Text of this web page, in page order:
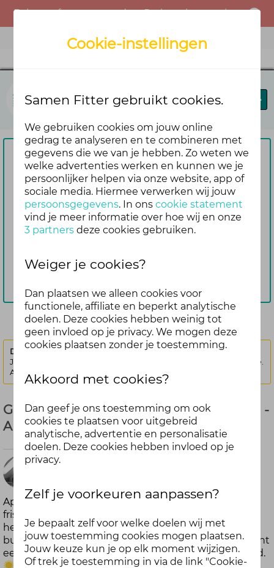
Samen Fitter
Om te reageren vragen we je
eerst om in te loggen
Nog geen account? Maak er dan
gemakkelijk en snel één aan. Dan blijf je
ook automatisch op de hoogte van de
Inloggen
Deze discussie is vergrendeld.
Je kunt geen nieuwe antwoorden meer posten bij deze discussie.
Als je een vraag hebt, kun je een nieuwe discussie starten
Geen kikker in je bil maar een opkikker! -
April (Gesloten)
meer dan
geleden
April is de maand van nieuwe energie: langer licht,
frisse lucht en gewoon lente! Heerlijk toch? Maar ja,
het blijft Nederland… Soms verrast april ons met een
bui of gure wind. Daarom: tijd voor een opkikker! Want
een beetje extra aandacht voor jezelf doet altijd goed.
Cookie-instellingen
Samen Fitter gebruikt cookies.
We gebruiken cookies om jouw online
gedrag te analyseren en te combineren met
gegevens die we van je hebben. Zo weten we
welke advertenties werken en kunnen we je
persoonlijker helpen via onze website, app of
sociale media. Hiermee verwerken wij jouw
persoonsgegevens. In onscookie statement
vind je meer informatie over hoe wij en onze
3 partners deze cookies gebruiken.
Weiger je cookies?
Dan plaatsen we alleen cookies voor
functionele, affiliate en beperkt analytische
doelen. Deze cookies hebben weinig tot
geen invloed op je privacy. We mogen deze
cookies plaatsen zonder je toestemming.
Akkoord met cookies?
Dan geef je ons toestemming om ook
cookies te plaatsen voor uitgebreid
analytische, advertentie en personalisatie
doelen. Deze cookies hebben invloed op je
privacy.
Zelf je voorkeuren aanpassen?
Je bepaalt zelf voor welke doelen wij met
jouw toestemming cookies mogen plaatsen.
Jouw keuze kun je op elk moment wijzigen.
Of trek je toestemming in via de link "Cookie-
Er is een fout opgetreden. Probeer het opnieuw of neem contact op met de beheerder.